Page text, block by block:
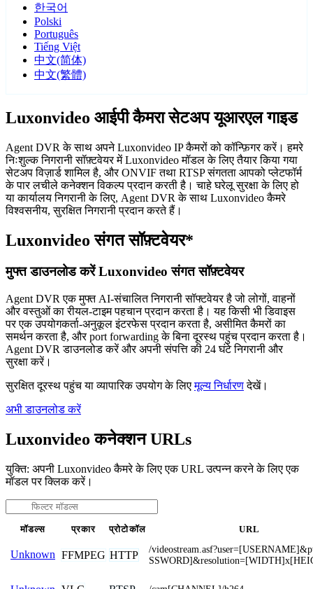
한국어
Polski
Português
Tiếng Việt
中文(简体)
中文(繁體)
Luxonvideo आईपी कैमरा सेटअप यूआरएल गाइड
Agent DVR के साथ अपने Luxonvideo IP कैमरों को कॉन्फ़िगर करें। हमरे
निःशुल्क निगरानी सॉफ़्टवेयर में Luxonvideo मॉडल के लिए तैयार किया गया
सेटअप विज़ार्ड शामिल है, और ONVIF तथा RTSP संगतता आपको प्लेटफॉर्म
के पार लचीले कनेक्शन विकल्प प्रदान करती है। चाहे घरेलू सुरक्षा के लिए हो
या कार्यालय निगरानी के लिए, Agent DVR के साथ Luxonvideo कैमरे
विश्वसनीय, सुरक्षित निगरानी प्रदान करते हैं।
Luxonvideo संगत सॉफ़्टवेयर*
मुफ्त डाउनलोड करें Luxonvideo संगत सॉफ़्टवेयर
Agent DVR एक मुफ्त AI-संचालित निगरानी सॉफ्टवेयर है जो लोगों, वाहनों
और वस्तुओं का रीयल-टाइम पहचान प्रदान करता है। यह किसी भी डिवाइस
पर एक उपयोगकर्ता-अनुकूल इंटरफेस प्रदान करता है, असीमित कैमरों का
समर्थन करता है, और port forwarding के बिना दूरस्थ पहुंच प्रदान करता है।
Agent DVR डाउनलोड करें और अपनी संपत्ति की 24 घंटे निगरानी और
सुरक्षा करें।
सुरक्षित दूरस्थ पहुंच या व्यापारिक उपयोग के लिएमूल्य निर्धारणदेखें।
अभी डाउनलोड करें
Luxonvideo कनेक्शन URLs
युक्ति: अपनी Luxonvideo कैमरे के लिए एक URL उत्पन्न करने के लिए एक
मॉडल पर क्लिक करें।
मॉडल्स प्रकार प्रोटोकॉल URL
Unknown FFMPEG HTTP
/